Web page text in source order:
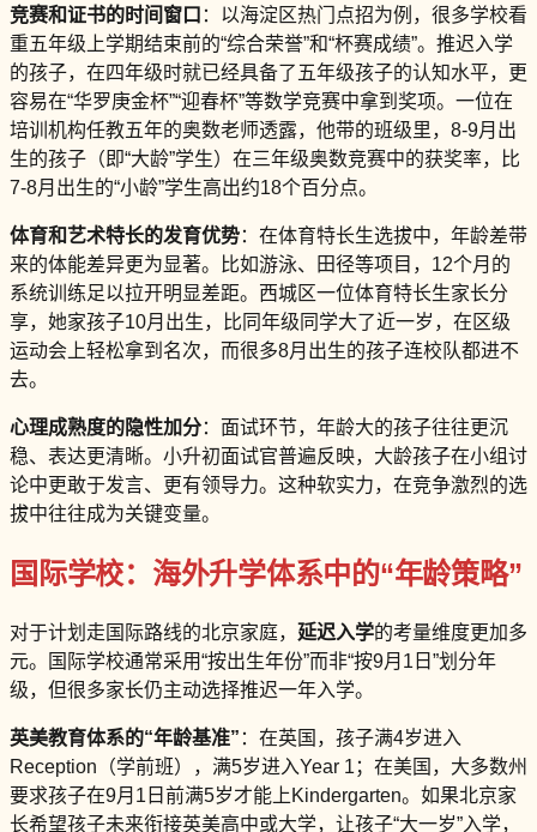
竞赛和证书的时间窗口 ：以海淀区热门点招为例，很多学校看
重五年级上学期结束前的“综合荣誉”和“杯赛成绩”。推迟入学
的孩子，在四年级时就已经具备了五年级孩子的认知水平，更
容易在“华罗庚金杯”“迎春杯”等数学竞赛中拿到奖项。一位在
培训机构任教五年的奥数老师透露，他带的班级里，8-9月出
生的孩子（即“大龄”学生）在三年级奥数竞赛中的获奖率，比
7-8月出生的“小龄”学生高出约18个百分点。
体育和艺术特长的发育优势：在体育特长生选拔中，年龄差带
来的体能差异更为显著。比如游泳、田径等项目，12个月的
系统训练足以拉开明显差距。西城区一位体育特长生家长分
享，她家孩子10月出生，比同年级同学大了近一岁，在区级
运动会上轻松拿到名次，而很多8月出生的孩子连校队都进不
去。
心理成熟度的隐性加分：面试环节，年龄大的孩子往往更沉
稳、表达更清晰。小升初面试官普遍反映，大龄孩子在小组讨
论中更敢于发言、更有领导力。这种软实力，在竞争激烈的选
拔中往往成为关键变量。
国际学校：海外升学体系中的“年龄策略”
对于计划走国际路线的北京家庭， 延迟入学的考量维度更加多
元。国际学校通常采用“按出生年份”而非“按9月1日”划分年
级，但很多家长仍主动选择推迟一年入学。
英美教育体系的“年龄基准” ：在英国，孩子满4岁进入
Reception（学前班），满5岁进入Year 1；在美国，大多数州
要求孩子在9月1日前满5岁才能上Kindergarten。如果北京家
长希望孩子未来衔接英美高中或大学，让孩子“大一岁”入学，